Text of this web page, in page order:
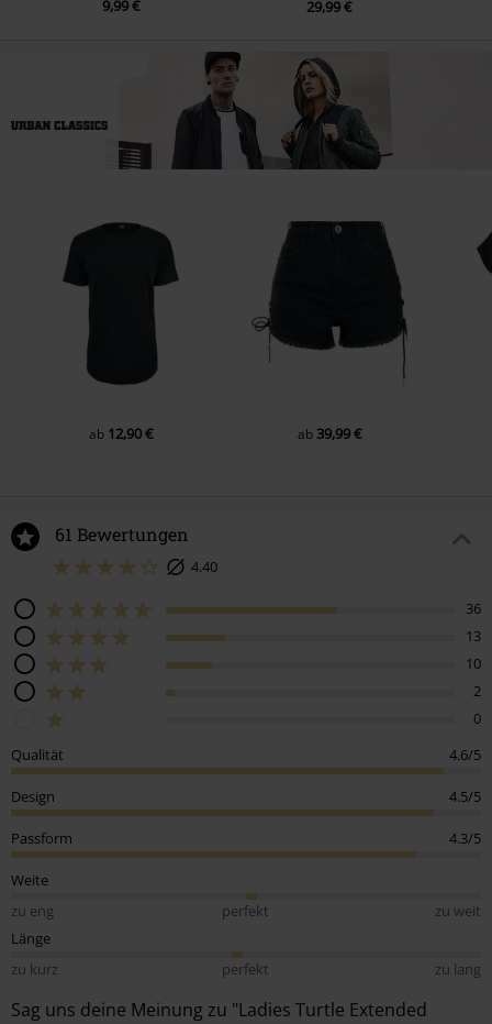
9,99 € 29,99 €
ab 12,90 € ab39,99 €
61 Bewertungen
4.40
36
13
10
2
0
Qualität
4.6/5
Design 4.5/5
Passform 4.3/5
Weite
zu eng
perfekt
zu weit
Länge
zu kurz
perfekt zu lang
Sag uns deine Meinung zu "Ladies Turtle Extended